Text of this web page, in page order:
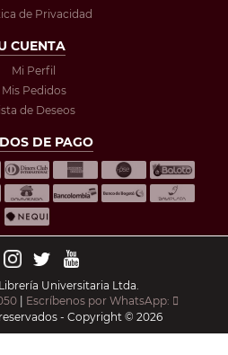
de Privacidad
CUENTA
Mi Perfil
Mis Pedidos
de Deseos
DE PAGO
Universitaria Ltda.
| Escríbenos por WhatsApp:
- Copyright © 2026